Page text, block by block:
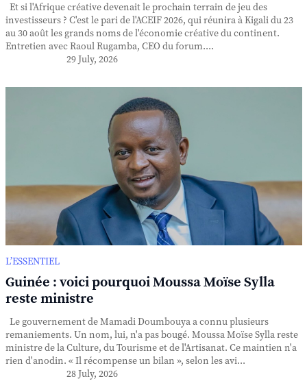
Et si l'Afrique créative devenait le prochain terrain de jeu des
investisseurs ? C'est le pari de l'ACEIF 2026, qui réunira à Kigali du 23
au 30 août les grands noms de l'économie créative du continent.
Entretien avec Raoul Rugamba, CEO du forum....
29 July, 2026
L’ESSENTIEL
Guinée : voici pourquoi Moussa Moïse Sylla
reste ministre
Le gouvernement de Mamadi Doumbouya a connu plusieurs
remaniements. Un nom, lui, n'a pas bougé. Moussa Moïse Sylla reste
ministre de la Culture, du Tourisme et de l'Artisanat. Ce maintien n'a
rien d'anodin. « Il récompense un bilan », selon les avi...
28 July, 2026